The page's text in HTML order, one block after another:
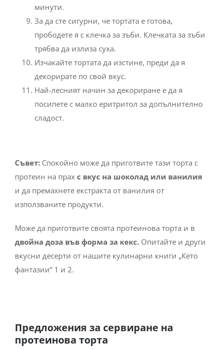
минути.
За да сте сигурни, че тортата е готова,
прободете я с клечка за зъби. Клечката за зъби
трябва да излиза суха.
Изчакайте тортата да изстине, преди да я
декорирате по свой вкус.
Най-лесният начин за декориране е да я
посипете с малко еритритол за допълнително
сладост.
Съвет:Спокойно може да приготвите тази торта с
протеин на прах с вкус на шоколад или ванилия
и да премахнете екстракта от ванилия от
използваните продукти.
Може да приготвите своята протеинова торта и в
двойна доза във форма за кекс.Опитайте и други
вкусни десерти от нашите кулинарни книги „Кето
фантазии“ 1 и 2.
Предложения за сервиране на
протеинова торта